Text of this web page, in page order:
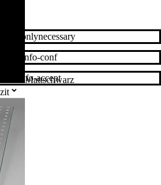
Mattschwarz
info-accept
info-conf
info-onlynecessary